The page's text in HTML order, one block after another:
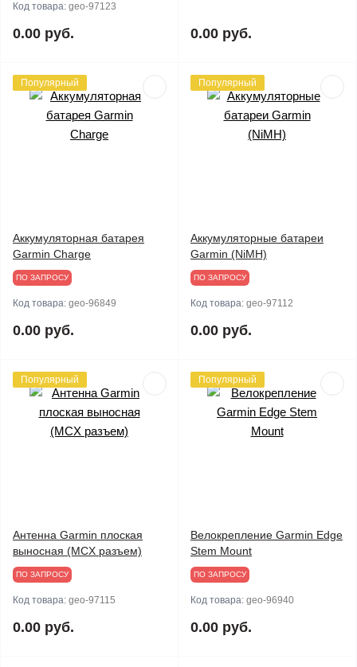
Код товара: geo-97123
0.00 руб. 0.00 руб.
Популярный
Аккумуляторная батарея
Garmin Charge
ПО ЗАПРОСУ
Код товара: geo-96849
0.00 руб.
Популярный
Аккумуляторные батареи
Garmin (NiMH)
ПО ЗАПРОСУ
Код товара: geo-97112
0.00 руб.
Популярный
Антенна Garmin плоская
выносная (MCX разъем)
ПО ЗАПРОСУ
Код товара: geo-97115
0.00 руб.
Популярный
Велокрепление Garmin Edge
Stem Mount
ПО ЗАПРОСУ
Код товара: geo-96940
0.00 руб.